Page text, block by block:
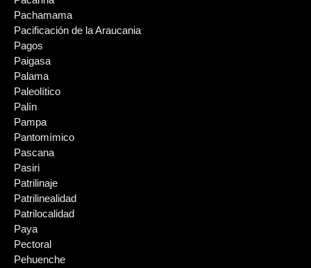
Pachamama
Pacificación de la Araucania
Pagos
Paigasa
Palama
Paleolítico
Palín
Pampa
Pantomímico
Pascana
Pasiri
Patrilinaje
Patrilinealidad
Patrilocalidad
Paya
Pectoral
Pehuenche